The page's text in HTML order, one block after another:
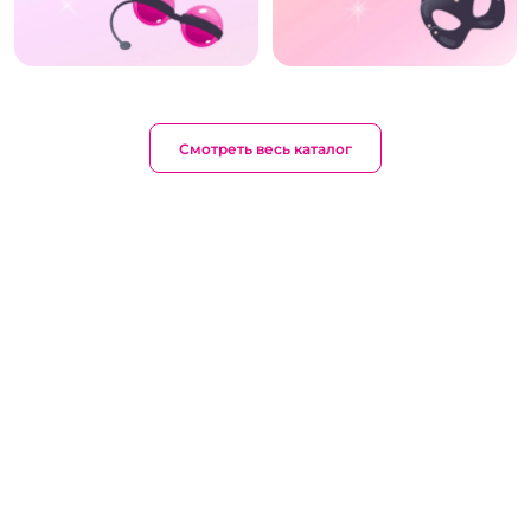
Смотреть весь каталог